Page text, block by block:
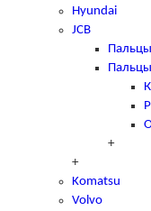
Hyundai
JCB
Пальцы
Пальцы
+
+
Komatsu
Volvo